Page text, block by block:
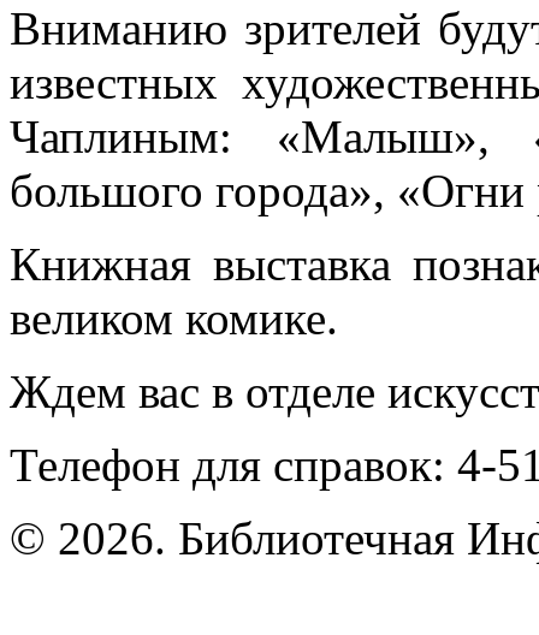
Вниманию зрителей
известных
Чаплиным: «Малыш»,
большого города»,
Книжная выставка
великом комике.
Ждем вас в отделе
Телефон для справок: 4-
© 2026. Библиотечная